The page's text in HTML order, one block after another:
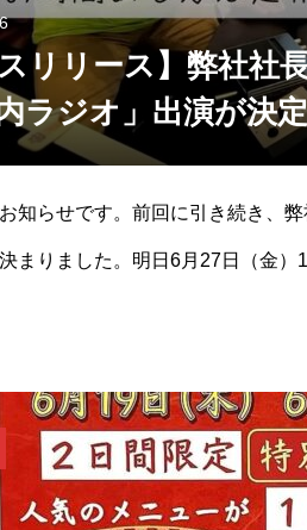
リリース】弊社社
ラジオ」出演が決
知らせです。前回に引き続き、
まりました。明日6月27日（金